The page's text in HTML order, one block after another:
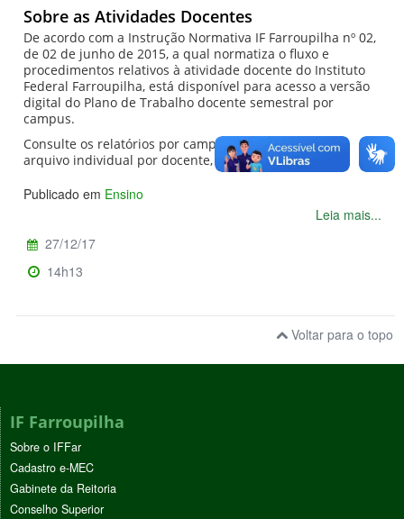
Sobre as Atividades Docentes
De acordo com a Instrução Normativa IF Farroupilha nº 02,
de 02 de junho de 2015, a qual normatiza o fluxo e
procedimentos relativos à atividade docente do Instituto
Federal Farroupilha, está disponível para acesso a versão
digital do Plano de Trabalho docente semestral por
campus.
Consulte os relatórios por campus, organizados em
arquivo individual por docente, no menu à esquerda.
Publicado em Ensino
Leia mais...
27/12/17
14h13
Voltar para o topo
IF Farroupilha
Sobre o IFFar
Cadastro e-MEC
Gabinete da Reitoria
Conselho Superior